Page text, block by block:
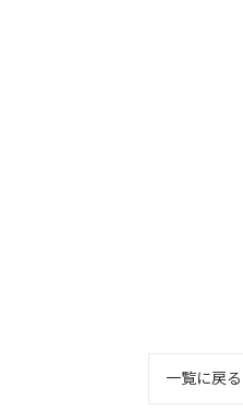
一覧に戻る